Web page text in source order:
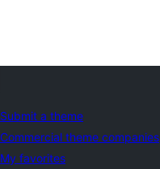
Submit a theme
Commercial theme companies
My favorites